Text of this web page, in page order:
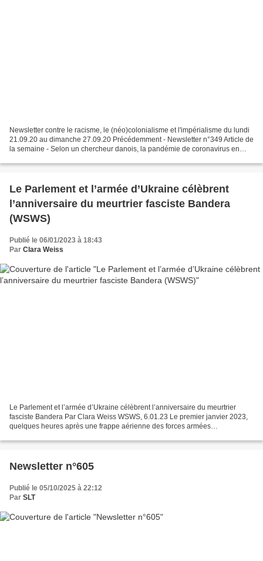
Newsletter contre le racisme, le (néo)colonialisme et l'impérialisme du lundi
21.09.20 au dimanche 27.09.20 Précédemment - Newsletter n°349 Article de
la semaine - Selon un chercheur danois, la pandémie de coronavirus en
Le Parlement et l’armée d’Ukraine célèbrent
l’anniversaire du meurtrier fasciste Bandera
(WSWS)
Publié le 06/01/2023 à 18:43
Par Clara Weiss
Le Parlement et l’armée d’Ukraine célèbrent l’anniversaire du meurtrier
fasciste Bandera Par Clara Weiss WSWS, 6.01.23 Le premier janvier 2023,
quelques heures après une frappe aérienne des forces armées
Newsletter n°605
Publié le 05/10/2025 à 22:12
Par SLT